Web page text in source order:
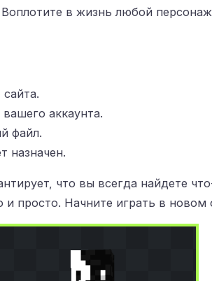
в жизнь любой
аккаунта.
файл.
назначен.
что вы всегда найдете
просто. Начните играть в новом